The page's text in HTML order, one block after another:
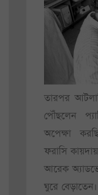
তারপর
পৌঁছলেন
অপেক্ষা
ফরাসি
আরেক
ঘুরে